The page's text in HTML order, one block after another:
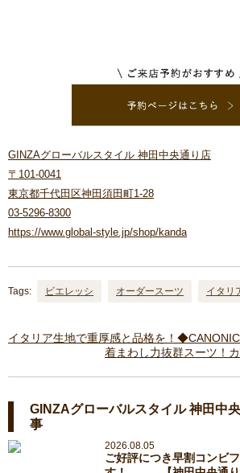
GINZAグローバルスタイル 神田中央通り店
〒101-0041
東京都千代田区神田須田町1-28
03-5296-8300
https://www.global-style.jp/shop/kanda
Tags: ビエレッシ オーダースーツ イタリ
イタリア生地で重厚感と品格を！
着まわし力抜群スーツ！
GINZAグローバルスタイル 神田中
事
2026.08.05
ご好評につき早割コンビ